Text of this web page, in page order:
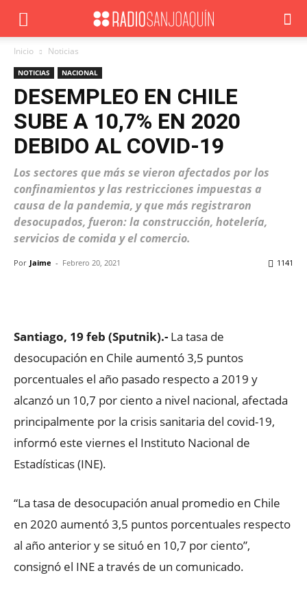
Inicio Noticias
NOTICIAS NACIONAL
DESEMPLEO EN CHILE
SUBE A 10,7% EN 2020
DEBIDO AL COVID-19
Los sectores que más se vieron afectados por los
confinamientos y las restricciones impuestas a
causa de la pandemia, y que más registraron
desocupados, fueron: la construcción, hotelería,
servicios de comida y el comercio.
Por Jaime - Febrero 20, 2021 1141
Santiago, 19 feb (Sputnik).- La tasa de
desocupación en Chile aumentó 3,5 puntos
porcentuales el año pasado respecto a 2019 y
alcanzó un 10,7 por ciento a nivel nacional, afectada
principalmente por la crisis sanitaria del covid-19,
informó este viernes el Instituto Nacional de
Estadísticas (INE).
“La tasa de desocupación anual promedio en Chile
en 2020 aumentó 3,5 puntos porcentuales respecto
al año anterior y se situó en 10,7 por ciento”,
consignó el INE a través de un comunicado.